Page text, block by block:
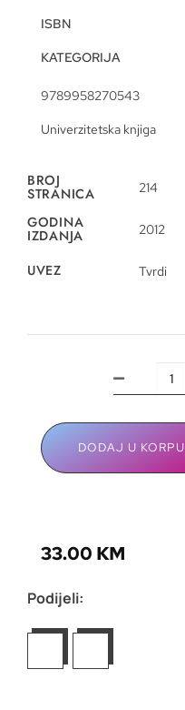
ISBN
KATEGORIJA
9789958270543
Univerzitetska knjiga
BROJ
STRANICA 214
GODINA
IZDANJA 2012
UVEZ Tvrdi
DODAJ U KORPU
33.00 KM
Podijeli: